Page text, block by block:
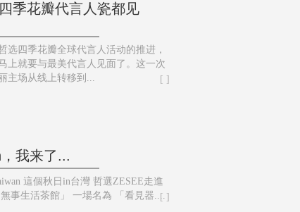
季花瓣代言人瓷都见
选四季花瓣全球代言人活动的推进，
上就要与最美代言人见面了。这一次
主场从线上转移到...
[ ]
我来了...
這個秋日in台灣 哲選ZESEE走進
事生活茶館」 一場名為 「看見器....[ ]